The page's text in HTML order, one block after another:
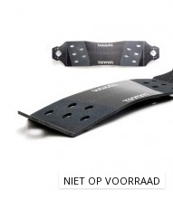
NIET OP VOORRAAD